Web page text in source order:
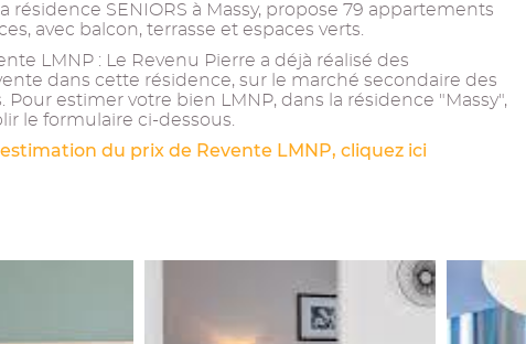
résidence SENIORS à Massy, propose 79 appartements
avec balcon, terrasse et espaces verts.
LMNP : Le Revenu Pierre a déjà réalisé des
dans cette résidence, sur le marché secondaire des
Pour estimer votre bien LMNP, dans la résidence "Massy",
le formulaire ci-dessous.
du prix de Revente LMNP, cliquez ici